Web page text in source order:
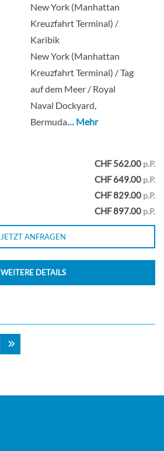
New York (Manhattan
Kreuzfahrt Terminal) /
Karibik
New York (Manhattan
Kreuzfahrt Terminal) / Tag
auf dem Meer / Royal
Naval Dockyard,
Bermuda… Mehr
CHF 562.00 p.P.
CHF 649.00 p.P.
CHF 829.00 p.P.
CHF 897.00 p.P.
JETZT ANFRAGEN
WEITERE DETAILS